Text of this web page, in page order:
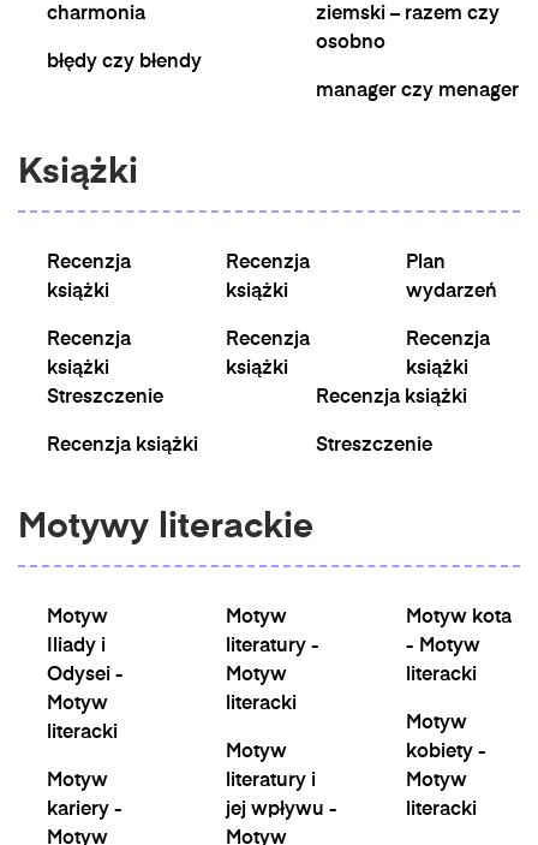
charmonia
błędy czy błendy
ziemski – razem czy
osobno
manager czy menager
Książki
Recenzja
książki
Recenzja
książki
Recenzja
książki
Recenzja
książki
Plan
wydarzeń
Recenzja
książki
Streszczenie
Recenzja książki
Recenzja książki
Streszczenie
Motywy literackie
Motyw
Iliady i
Odysei -
Motyw
literacki
Motyw
kariery -
Motyw
Motyw
literatury -
Motyw
literacki
Motyw
literatury i
jej wpływu -
Motyw
Motyw kota
- Motyw
literacki
Motyw
kobiety -
Motyw
literacki